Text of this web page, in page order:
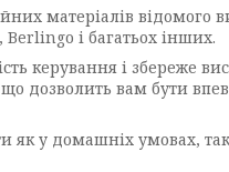
матеріалів відомого
і багатьох інших.
керування і збереже
дозволить вам бути
у домашніх умовах, так